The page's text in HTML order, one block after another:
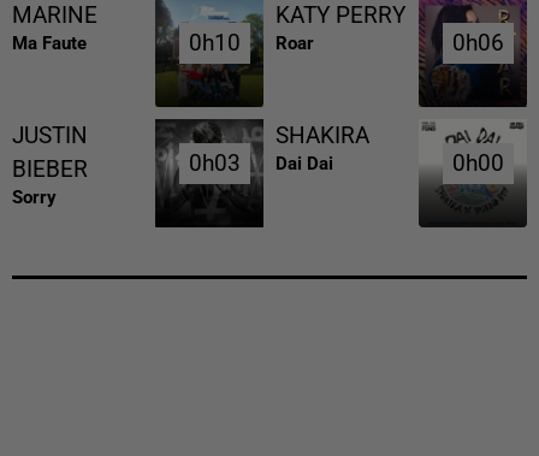
MARINE
Ma Faute 0h10
0h10
KATY PERRY
Roar 0h06
0h06
JUSTIN
BIEBER
Sorry
0h03
0h03
SHAKIRA
Dai Dai 0h00
0h00